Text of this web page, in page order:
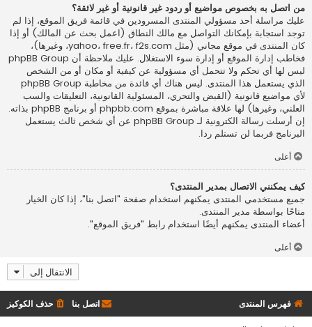
من اتصل به بخصوص مواضيع أو ردود غير قانونية أو غير لائقة؟
عليك مراسلة أحد مسؤولي المنتدى المسرودين في قائمة فريق الموقع، إذا لم
توجد استجابة بإمكانك التواصل مع مالك النطاق (اعمل بحث عن المالك) أو إذا
كان المنتدى في موقع مجاني (مثل yahoo، free.fr، f2s.com، وغيرها)،
فخاطب إدارة الموقع أو إدارة سوء الاستغلال. عليك ملاحظة أن phpBB Group
ليس لها أي تحكم ولا تتحمل أي مسؤولية عن كيفية أو مكان أو من الشخص
الذي يستعمل هذا المنتدى. ليس هناك أي فائدة من مخاطبة phpBB Group
لأي مواضيع قانونية (القبض والتحري، المسئولية القانونية، التعليقات والسب
العلني، وغيرها) لها علاقة مباشرة بموقع phpbb.com أو برنامج phpBB بذاته.
إن أرسلت رسالة الكترونية لـ phpBB Group عن أي شخص ثالث يستعمل
البرنامج فربما لن تستلم ردا.
أعلى
كيف يمكنني الاتصال بمدير المنتدى؟
جميع مستخدمي المنتدى يمكنهم استخدام صفحة "اتصل بنا"، إذا كان الخيار
متاحًا بواسطة مدير المنتدى.
أعضاء المنتدى يمكنهم أيضًا استخدام رابط "فريق الموقع".
أعلى
الانتقال إلى
فهرس المنتدى حذف الكوكيز اتصل بنا